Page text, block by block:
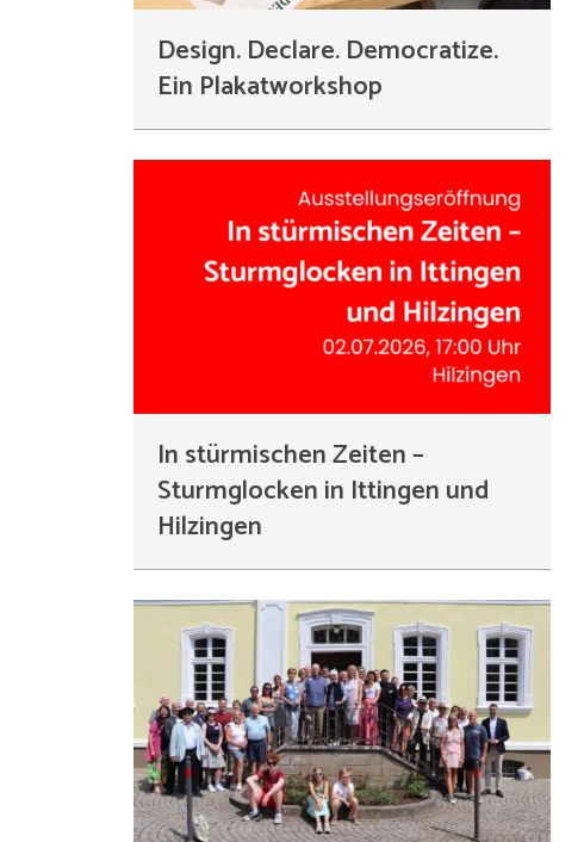
Design. Declare. Democratize.
Ein Plakatworkshop
In stürmischen Zeiten –
Sturmglocken in Ittingen und
Hilzingen